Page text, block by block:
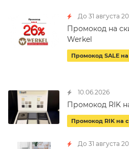
До 31 августа
Промокод на
Werkel
Промокод SALE
10.06.2026
Промокод RIK
Промокод RIK на
До 31 августа